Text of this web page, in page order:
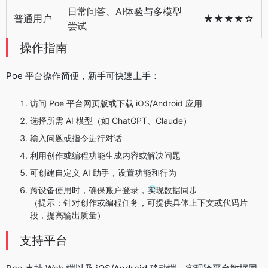
普通用户
日常问答、AI体验与多模型
尝试
★★★★☆
操作指南
Poe 平台操作简便，新手可快速上手：
访问 Poe 平台网页版或下载 iOS/Android 应用
选择所需 AI 模型（如 ChatGPT、Claude）
输入问题或指令进行对话
利用创作或编程功能生成内容或解决问题
可创建自定义 AI 助手，设置功能和行为
跨设备使用时，确保账户登录，实现数据同步
（提示：针对创作或编程任务，可提供具体上下文或代码片
段，提高输出质量）
支持平台